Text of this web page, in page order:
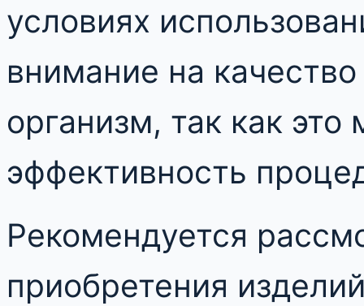
условиях
внимание на
организм, так как
эффективность
Рекомендуется
приобретения